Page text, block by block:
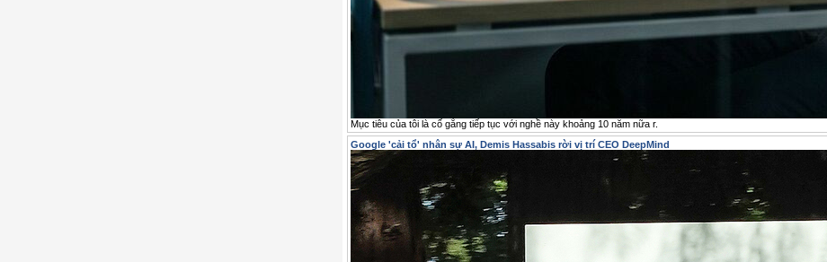
Mục tiêu của tôi là cố gắng tiếp tục với nghề này khoảng 10 năm nữa r.
Google 'cải tổ' nhân sự AI, Demis Hassabis rời vị trí CEO DeepMind